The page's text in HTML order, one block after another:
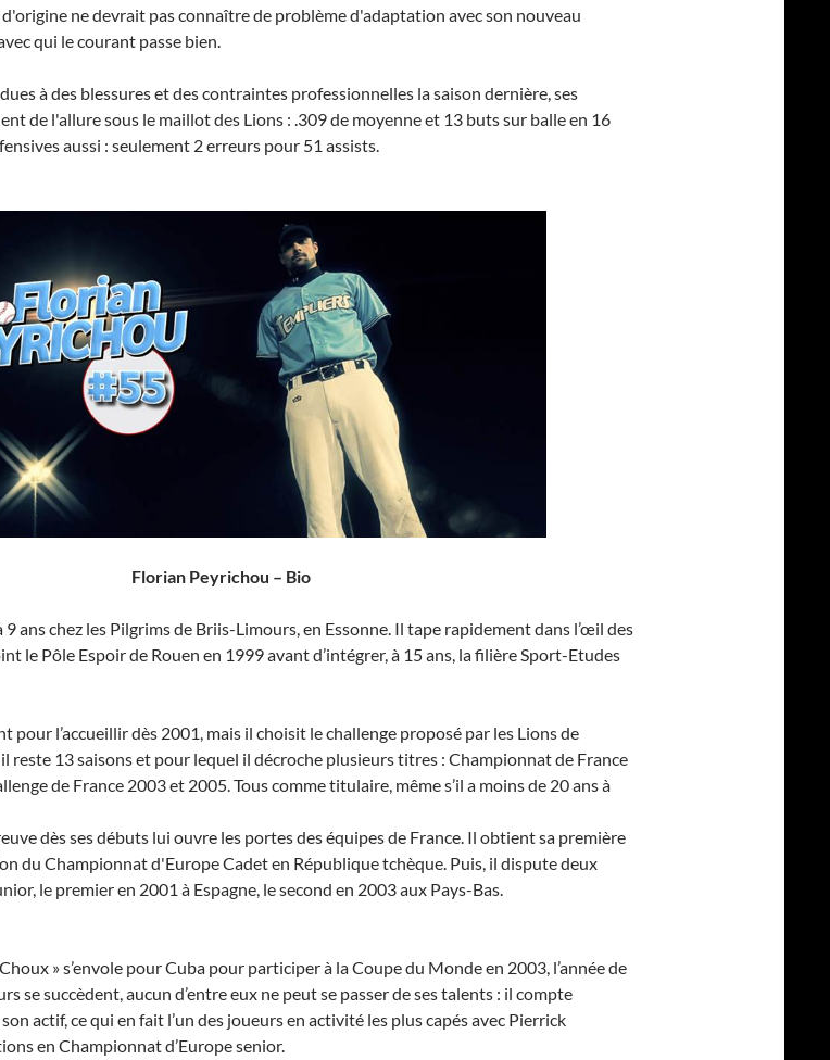
ne devrait pas connaître de problème d'adaptation avec son nouveau
qui le courant passe bien.
à des blessures et des contraintes professionnelles la saison dernière, ses
de l'allure sous le maillot des Lions : .309 de moyenne et 13 buts sur balle en 16
aussi : seulement 2 erreurs pour 51 assists.
Florian Peyrichou – Bio
ans chez les Pilgrims de Briis-Limours, en Essonne. Il tape rapidement dans l’œil des
le Pôle Espoir de Rouen en 1999 avant d’intégrer, à 15 ans, la filière Sport-Etudes
pour l’accueillir dès 2001, mais il choisit le challenge proposé par les Lions de
reste 13 saisons et pour lequel il décroche plusieurs titres : Championnat de France
de France 2003 et 2005. Tous comme titulaire, même s’il a moins de 20 ans à
dès ses débuts lui ouvre les portes des équipes de France. Il obtient sa première
du Championnat d'Europe Cadet en République tchèque. Puis, il dispute deux
le premier en 2001 à Espagne, le second en 2003 aux Pays-Bas.
» s’envole pour Cuba pour participer à la Coupe du Monde en 2003, l’année de
se succèdent, aucun d’entre eux ne peut se passer de ses talents : il compte
actif, ce qui en fait l’un des joueurs en activité les plus capés avec Pierrick
en Championnat d’Europe senior.